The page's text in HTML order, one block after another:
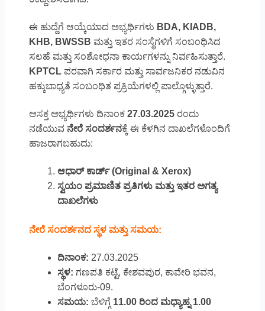
ಈ ಹುದ್ದೆಗೆ ಆಯ್ಕೆಯಾದ ಅಭ್ಯರ್ಥಿಗಳು BDA, KIADB,
KHB, BWSSB ಮತ್ತು ಇತರ ಸಂಸ್ಥೆಗಳಿಗೆ ಸಂಬಂಧಿಸಿದ
ಸಲಹೆ ಮತ್ತು ಸಂಶೋಧನಾ ಕಾರ್ಯಗಳನ್ನು ನಿರ್ವಹಿಸುತ್ತಾರೆ.
KPTCLಪರವಾಗಿ ಸರ್ಕಾರ ಮತ್ತು ಸಾರ್ವಜನಿಕರ ನಡುವಿನ
ಹಕ್ಕುಬಾಧ್ಯತೆ ಸಂಬಂಧಿತ ಪ್ರಕ್ರಿಯೆಗಳಲ್ಲಿ ಪಾಲ್ಗೊಳ್ಳುತ್ತಾರೆ.
ಆಸಕ್ತ ಅಭ್ಯರ್ಥಿಗಳು ದಿನಾಂಕ 27.03.2025ರಂದು
ನಡೆಯುವ ನೇರೆ ಸಂದರ್ಶನಕ್ಕೆ ಈ ಕೆಳಗಿನ ದಾಖಲೆಗಳೊಂದಿಗೆ
ಹಾಜರಾಗಬಹುದು:
ಆಧಾರ್ ಕಾರ್ಡ್ (Original & Xerox)
ಸ್ವಯಂ ಪ್ರಮಾಣಿತ ಪ್ರತಿಗಳು ಮತ್ತು ಇತರ ಅಗತ್ಯ
ದಾಖಲೆಗಳು
ನೇರೆ ಸಂದರ್ಶನದ ಸ್ಥಳ ಮತ್ತು ಸಮಯ:
ದಿನಾಂಕ: 27.03.2025
ಸ್ಥಳ: ಗಣಪತಿ ಕಟ್ಟೆ, ಕೇಶವಪುರ, ಕಾವೇರಿ ಭವನ,
ಬೆಂಗಳೂರು-09.
ಸಮಯ: ಬೆಳಿಗ್ಗೆ 11.00 ರಿಂದ ಮಧ್ಯಾಹ್ನ 1.00